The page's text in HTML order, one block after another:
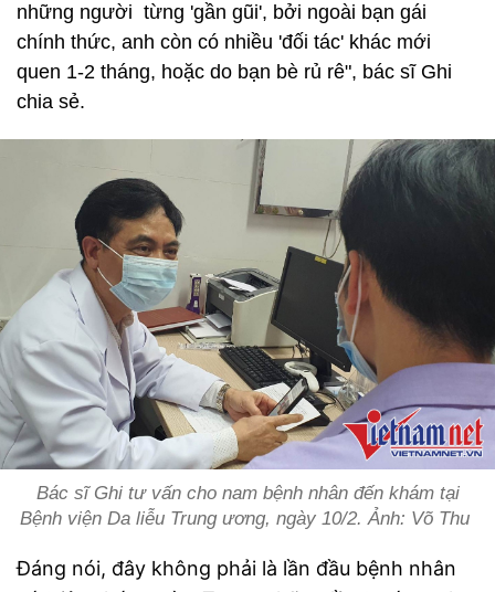
những người từng 'gần gũi', bởi ngoài bạn gái
chính thức, anh còn có nhiều 'đối tác' khác mới
quen 1-2 tháng, hoặc do bạn bè rủ rê", bác sĩ Ghi
chia sẻ.
Bác sĩ Ghi tư vấn cho nam bệnh nhân đến khám tại
Bệnh viện Da liễu Trung ương, ngày 10/2. Ảnh: Võ Thu
Đáng nói, đây không phải là lần đầu bệnh nhân